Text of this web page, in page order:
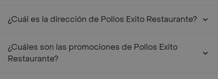
¿Cuál es la dirección de Pollos Exito Restaurante?
¿Cuáles son las promociones de Pollos Exito
Restaurante?